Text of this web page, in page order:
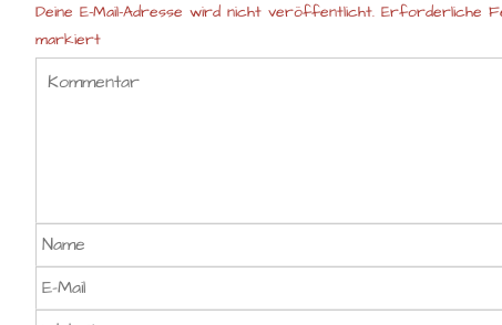
Deine E-Mail-Adresse wird nicht veröffentlicht. Erforderliche
markiert